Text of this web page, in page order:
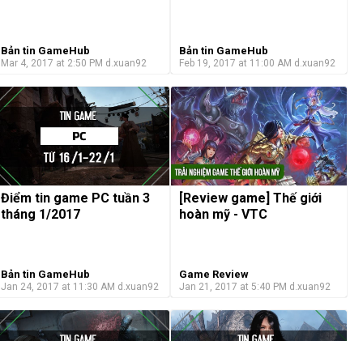
Bản tin GameHub
Mar 4, 2017 at 2:50 PM d.xuan92
Bản tin GameHub
Feb 19, 2017 at 11:00 AM d.xuan92
Điểm tin game PC tuần 3
tháng 1/2017
Bản tin GameHub
Jan 24, 2017 at 11:30 AM d.xuan92
[Review game] Thế giới
hoàn mỹ - VTC
Game Review
Jan 21, 2017 at 5:40 PM d.xuan92